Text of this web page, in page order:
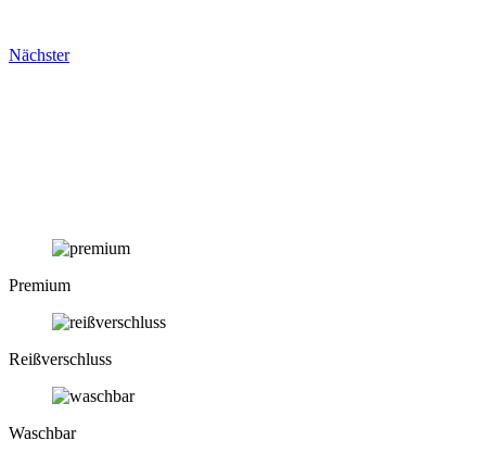
Nächster
Premium
Reiß­verschluss
Waschbar